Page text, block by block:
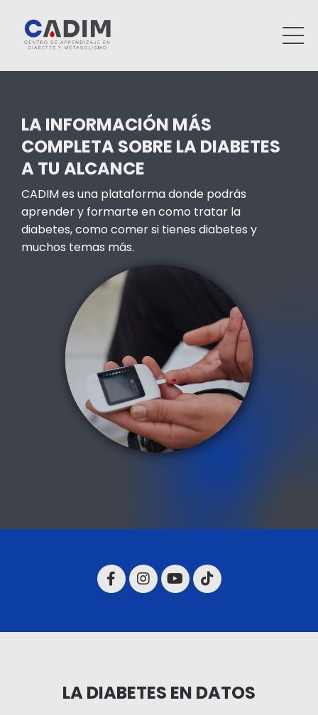
LA INFORMACIÓN MÁS
COMPLETA SOBRE LA DIABETES
A TU ALCANCE
CADIM es una plataforma donde podrás
aprender y formarte en como tratar la
diabetes, como comer si tienes diabetes y
muchos temas más.
LA DIABETES EN DATOS